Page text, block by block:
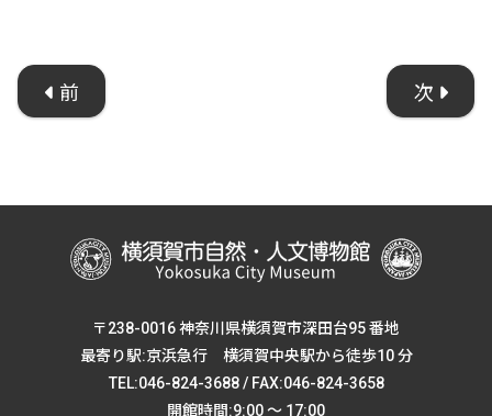
前 次
〒238-0016 神奈川県横須賀市深田台95 番地
最寄り駅:京浜急行 横須賀中央駅から徒歩10 分
TEL:046-824-3688 / FAX:046-824-3658
開館時間:9:00 ～ 17:00